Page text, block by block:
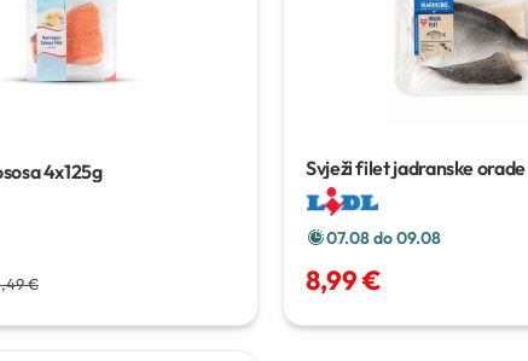
4x125g
€
Svježi filet jadranske orade
07.08 do 09.08
8,99 €